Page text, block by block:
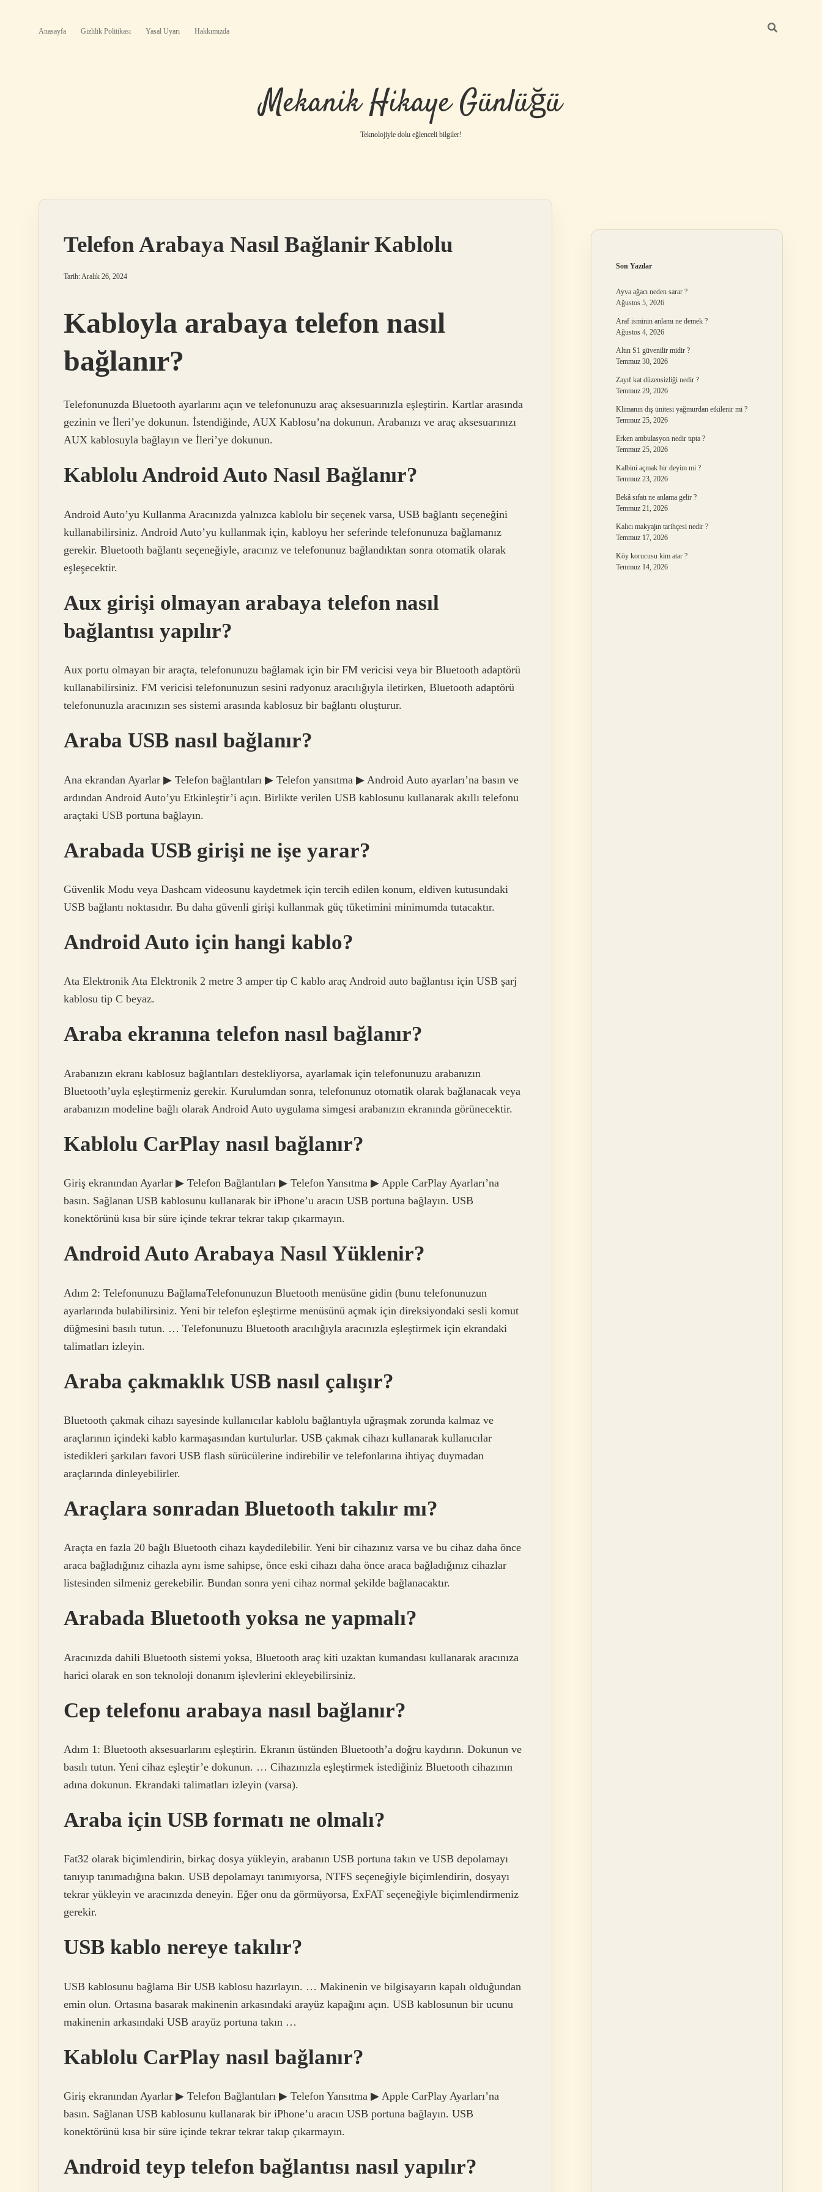
Anasayfa Gizlilik Politikası Yasal Uyarı Hakkımızda
Mekanik Hikaye Günlüğü
Teknolojiyle dolu eğlenceli bilgiler!
Telefon Arabaya Nasıl Bağlanir Kablolu
Tarih: Aralık 26, 2024
Kabloyla arabaya telefon nasıl
bağlanır?
Telefonunuzda Bluetooth ayarlarını açın ve telefonunuzu araç aksesuarınızla eşleştirin. Kartlar arasında
gezinin ve İleri’ye dokunun. İstendiğinde, AUX Kablosu’na dokunun. Arabanızı ve araç aksesuarınızı
AUX kablosuyla bağlayın ve İleri’ye dokunun.
Kablolu Android Auto Nasıl Bağlanır?
Android Auto’yu Kullanma Aracınızda yalnızca kablolu bir seçenek varsa, USB bağlantı seçeneğini
kullanabilirsiniz. Android Auto’yu kullanmak için, kabloyu her seferinde telefonunuza bağlamanız
gerekir. Bluetooth bağlantı seçeneğiyle, aracınız ve telefonunuz bağlandıktan sonra otomatik olarak
eşleşecektir.
Aux girişi olmayan arabaya telefon nasıl
bağlantısı yapılır?
Aux portu olmayan bir araçta, telefonunuzu bağlamak için bir FM vericisi veya bir Bluetooth adaptörü
kullanabilirsiniz. FM vericisi telefonunuzun sesini radyonuz aracılığıyla iletirken, Bluetooth adaptörü
telefonunuzla aracınızın ses sistemi arasında kablosuz bir bağlantı oluşturur.
Araba USB nasıl bağlanır?
Ana ekrandan Ayarlar ▶ Telefon bağlantıları ▶ Telefon yansıtma ▶ Android Auto ayarları’na basın ve
ardından Android Auto’yu Etkinleştir’i açın. Birlikte verilen USB kablosunu kullanarak akıllı telefonu
araçtaki USB portuna bağlayın.
Arabada USB girişi ne işe yarar?
Güvenlik Modu veya Dashcam videosunu kaydetmek için tercih edilen konum, eldiven kutusundaki
USB bağlantı noktasıdır. Bu daha güvenli girişi kullanmak güç tüketimini minimumda tutacaktır.
Android Auto için hangi kablo?
Ata Elektronik Ata Elektronik 2 metre 3 amper tip C kablo araç Android auto bağlantısı için USB şarj
kablosu tip C beyaz.
Araba ekranına telefon nasıl bağlanır?
Arabanızın ekranı kablosuz bağlantıları destekliyorsa, ayarlamak için telefonunuzu arabanızın
Bluetooth’uyla eşleştirmeniz gerekir. Kurulumdan sonra, telefonunuz otomatik olarak bağlanacak veya
arabanızın modeline bağlı olarak Android Auto uygulama simgesi arabanızın ekranında görünecektir.
Kablolu CarPlay nasıl bağlanır?
Giriş ekranından Ayarlar ▶ Telefon Bağlantıları ▶ Telefon Yansıtma ▶ Apple CarPlay Ayarları’na
basın. Sağlanan USB kablosunu kullanarak bir iPhone’u aracın USB portuna bağlayın. USB
konektörünü kısa bir süre içinde tekrar tekrar takıp çıkarmayın.
Android Auto Arabaya Nasıl Yüklenir?
Adım 2: Telefonunuzu BağlamaTelefonunuzun Bluetooth menüsüne gidin (bunu telefonunuzun
ayarlarında bulabilirsiniz. Yeni bir telefon eşleştirme menüsünü açmak için direksiyondaki sesli komut
düğmesini basılı tutun. … Telefonunuzu Bluetooth aracılığıyla aracınızla eşleştirmek için ekrandaki
talimatları izleyin.
Araba çakmaklık USB nasıl çalışır?
Bluetooth çakmak cihazı sayesinde kullanıcılar kablolu bağlantıyla uğraşmak zorunda kalmaz ve
araçlarının içindeki kablo karmaşasından kurtulurlar. USB çakmak cihazı kullanarak kullanıcılar
istedikleri şarkıları favori USB flash sürücülerine indirebilir ve telefonlarına ihtiyaç duymadan
araçlarında dinleyebilirler.
Araçlara sonradan Bluetooth takılır mı?
Araçta en fazla 20 bağlı Bluetooth cihazı kaydedilebilir. Yeni bir cihazınız varsa ve bu cihaz daha önce
araca bağladığınız cihazla aynı isme sahipse, önce eski cihazı daha önce araca bağladığınız cihazlar
listesinden silmeniz gerekebilir. Bundan sonra yeni cihaz normal şekilde bağlanacaktır.
Arabada Bluetooth yoksa ne yapmalı?
Aracınızda dahili Bluetooth sistemi yoksa, Bluetooth araç kiti uzaktan kumandası kullanarak aracınıza
harici olarak en son teknoloji donanım işlevlerini ekleyebilirsiniz.
Cep telefonu arabaya nasıl bağlanır?
Adım 1: Bluetooth aksesuarlarını eşleştirin. Ekranın üstünden Bluetooth’a doğru kaydırın. Dokunun ve
basılı tutun. Yeni cihaz eşleştir’e dokunun. … Cihazınızla eşleştirmek istediğiniz Bluetooth cihazının
adına dokunun. Ekrandaki talimatları izleyin (varsa).
Araba için USB formatı ne olmalı?
Fat32 olarak biçimlendirin, birkaç dosya yükleyin, arabanın USB portuna takın ve USB depolamayı
tanıyıp tanımadığına bakın. USB depolamayı tanımıyorsa, NTFS seçeneğiyle biçimlendirin, dosyayı
tekrar yükleyin ve aracınızda deneyin. Eğer onu da görmüyorsa, ExFAT seçeneğiyle biçimlendirmeniz
gerekir.
USB kablo nereye takılır?
USB kablosunu bağlama Bir USB kablosu hazırlayın. … Makinenin ve bilgisayarın kapalı olduğundan
emin olun. Ortasına basarak makinenin arkasındaki arayüz kapağını açın. USB kablosunun bir ucunu
makinenin arkasındaki USB arayüz portuna takın …
Kablolu CarPlay nasıl bağlanır?
Giriş ekranından Ayarlar ▶ Telefon Bağlantıları ▶ Telefon Yansıtma ▶ Apple CarPlay Ayarları’na
basın. Sağlanan USB kablosunu kullanarak bir iPhone’u aracın USB portuna bağlayın. USB
konektörünü kısa bir süre içinde tekrar tekrar takıp çıkarmayın.
Android teyp telefon bağlantısı nasıl yapılır?
Son Yazılar
Ayva ağacı neden sarar ?
Ağustos 5, 2026
Araf isminin anlamı ne demek ?
Ağustos 4, 2026
Altın S1 güvenilir midir ?
Temmuz 30, 2026
Zayıf kat düzensizliği nedir ?
Temmuz 29, 2026
Klimanın dış ünitesi yağmurdan etkilenir mi ?
Temmuz 25, 2026
Erken ambulasyon nedir tıpta ?
Temmuz 25, 2026
Kalbini açmak bir deyim mi ?
Temmuz 23, 2026
Bekâ sıfatı ne anlama gelir ?
Temmuz 21, 2026
Kalıcı makyajın tarihçesi nedir ?
Temmuz 17, 2026
Köy korucusu kim atar ?
Temmuz 14, 2026